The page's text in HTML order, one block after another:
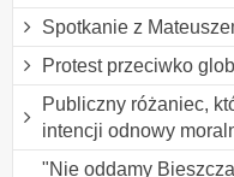
Spotkanie z
Protest przeciwko
Publiczny różaniec,
intencji odnowy
"Nie oddamy